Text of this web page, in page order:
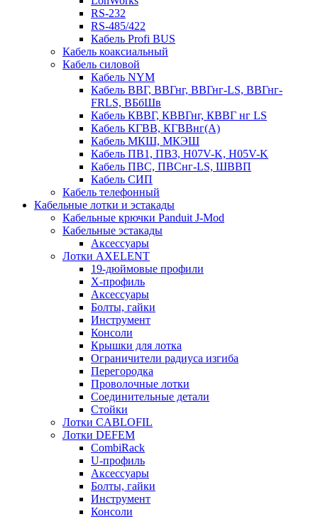
RS-232
RS-485/422
Кабель Profi BUS
Кабель коаксиальный
Кабель силовой
Кабель NYM
Кабель ВВГ, ВВГнг, ВВГнг-LS, ВВГнг-
FRLS, ВБбШв
Кабель КВВГ, КВВГнг, КВВГ нг LS
Кабель КГВВ, КГВВнг(А)
Кабель МКШ, МКЭШ
Кабель ПВ1, ПВ3, H07V-K, H05V-K
Кабель ПВС, ПВСнг-LS, ШВВП
Кабель СИП
Кабель телефонный
Кабельные лотки и эстакады
Кабельные крючки Panduit J-Mod
Кабельные эстакады
Аксессуары
Лотки AXELENT
19-дюймовые профили
X-профиль
Аксессуары
Болты, гайки
Инструмент
Консоли
Крышки для лотка
Ограничители радиуса изгиба
Перегородка
Проволочные лотки
Соединительные детали
Стойки
Лотки CABLOFIL
Лотки DEFEM
CombiRack
U-профиль
Аксессуары
Болты, гайки
Инструмент
Консоли